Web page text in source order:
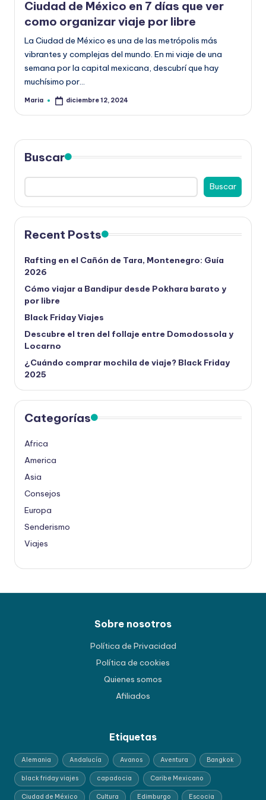
Ciudad de México en 7 días que ver
como organizar viaje por libre
La Ciudad de México es una de las metrópolis más
vibrantes y complejas del mundo. En mi viaje de una
semana por la capital mexicana, descubrí que hay
muchísimo por…
Publicado
Maria diciembre 12, 2024
Buscar
Buscar
Recent Posts
Rafting en el Cañón de Tara, Montenegro: Guía
2026
Cómo viajar a Bandipur desde Pokhara barato y
por libre
Black Friday Viajes
Descubre el tren del follaje entre Domodossola y
Locarno
¿Cuándo comprar mochila de viaje? Black Friday
2025
Categorías
Africa
America
Asia
Consejos
Europa
Senderismo
Viajes
Sobre nosotros
Política de Privacidad
Política de cookies
Quienes somos
Afiliados
Etiquetas
Alemania Andalucía Avanos Aventura Bangkok
black friday viajes capadocia Caribe Mexicano
Ciudad de México Cultura Edimburgo Escocia